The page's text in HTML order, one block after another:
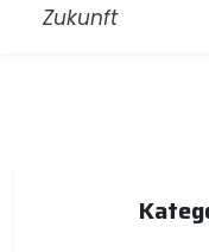
Zukunft